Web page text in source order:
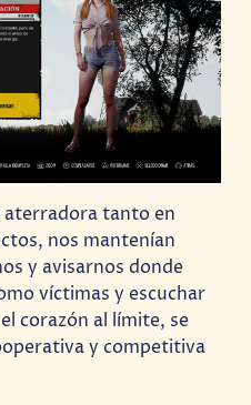
aterradora tanto en
nos mantenían
y avisarnos donde
víctimas y escuchar
corazón al límite, se
y competitiva